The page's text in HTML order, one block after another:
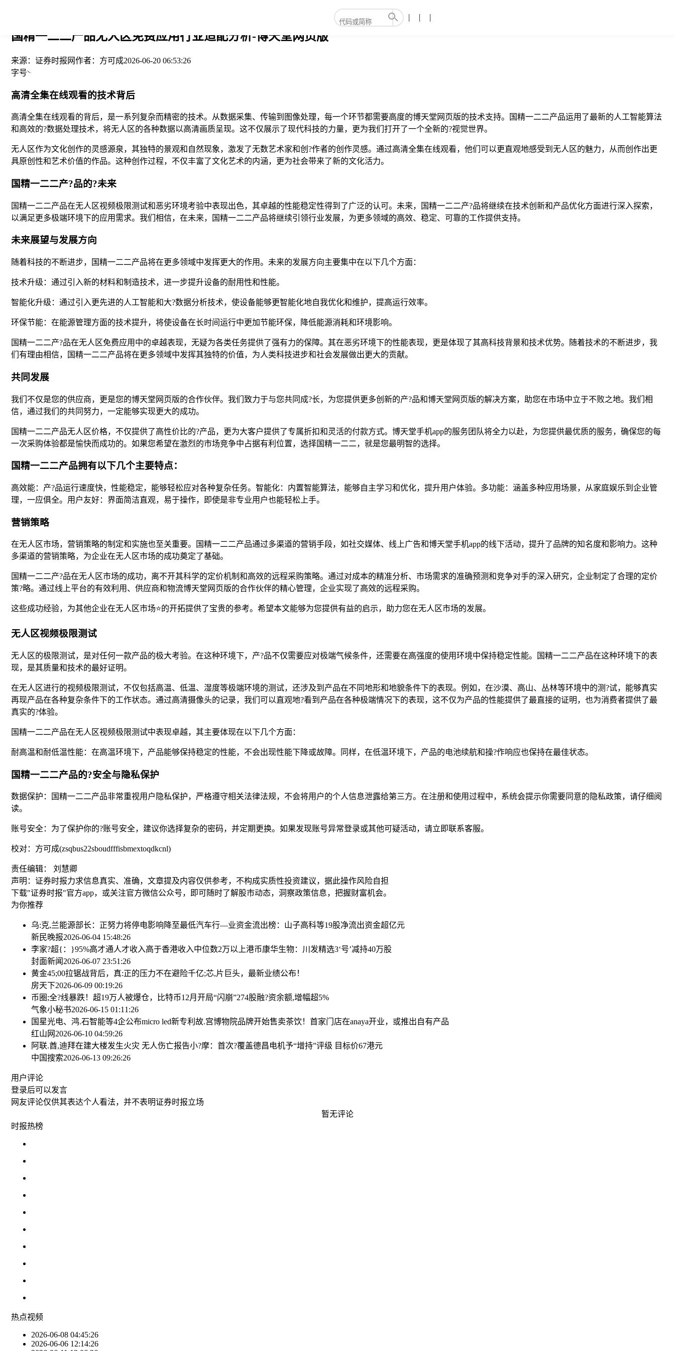
国精一二二产品无人区免费应用行业适配分析-博天堂网页版
来源： 证券时报网作者： 方可成2026-06-20 06:53:26
字号
高清全集在线观看的技术背后
高清全集在线观看的背后，是一系列复杂而精密的技术。从数据采集、传输到图像处理，每一个环节都需要高度的博天堂网页版的技术支持。国精一二二产品运用了最新的人工智能算法
和高效的?数据处理技术，将无人区的各种数据以高清画质呈现。这不仅展示了现代科技的力量，更为我们打开了一个全新的?视觉世界。
无人区作为文化创作的灵感源泉，其独特的景观和自然现象，激发了无数艺术家和创?作者的创作灵感。通过高清全集在线观看，他们可以更直观地感受到无人区的魅力，从而创作出更
具原创性和艺术价值的作品。这种创作过程，不仅丰富了文化艺术的内涵，更为社会带来了新的文化活力。
国精一二二产?品的?未来
国精一二二产品在无人区视频极限测试和恶劣环境考验中表现出色，其卓越的性能稳定性得到了广泛的认可。未来，国精一二二产?品将继续在技术创新和产品优化方面进行深入探索，
以满足更多极端环境下的应用需求。我们相信，在未来，国精一二二产品将继续引领行业发展，为更多领域的高效、稳定、可靠的工作提供支持。
未来展望与发展方向
随着科技的不断进步，国精一二二产品将在更多领域中发挥更大的作用。未来的发展方向主要集中在以下几个方面：
技术升级：通过引入新的材料和制造技术，进一步提升设备的耐用性和性能。
智能化升级：通过引入更先进的人工智能和大?数据分析技术，使设备能够更智能化地自我优化和维护，提高运行效率。
环保节能：在能源管理方面的技术提升，将使设备在长时间运行中更加节能环保，降低能源消耗和环境影响。
国精一二二产?品在无人区免费应用中的卓越表现，无疑为各类任务提供了强有力的保障。其在恶劣环境下的性能表现，更是体现了其高科技背景和技术优势。随着技术的不断进步，我
们有理由相信，国精一二二产品将在更多领域中发挥其独特的价值，为人类科技进步和社会发展做出更大的贡献。
共同发展
我们不仅是您的供应商，更是您的博天堂网页版的合作伙伴。我们致力于与您共同成?长，为您提供更多创新的产?品和博天堂网页版的解决方案，助您在市场中立于不败之地。我们相
信，通过我们的共同努力，一定能够实现更大的成功。
国精一二二产品无人区价格，不仅提供了高性价比的?产品，更为大客户提供了专属折扣和灵活的付款方式。博天堂手机app的服务团队将全力以赴，为您提供最优质的服务，确保您的每
一次采购体验都是愉快而成功的。如果您希望在激烈的市场竞争中占据有利位置，选择国精一二二，就是您最明智的选择。
国精一二二产品拥有以下几个主要特点：
高效能：产?品运行速度快，性能稳定，能够轻松应对各种复杂任务。智能化：内置智能算法，能够自主学习和优化，提升用户体验。多功能：涵盖多种应用场景，从家庭娱乐到企业管
理，一应俱全。用户友好：界面简洁直观，易于操作，即使是非专业用户也能轻松上手。
营销策略
在无人区市场，营销策略的制定和实施也至关重要。国精一二二产品通过多渠道的营销手段，如社交媒体、线上广告和博天堂手机app的线下活动，提升了品牌的知名度和影响力。这种
多渠道的营销策略，为企业在无人区市场的成功奠定了基础。
国精一二二产?品在无人区市场的成功，离不开其科学的定价机制和高效的远程采购策略。通过对成本的精准分析、市场需求的准确预测和竞争对手的深入研究，企业制定了合理的定价
策?略。通过线上平台的有效利用、供应商和物流博天堂网页版的合作伙伴的精心管理，企业实现了高效的远程采购。
这些成功经验，为其他企业在无人区市场⭐的开拓提供了宝贵的参考。希望本文能够为您提供有益的启示，助力您在无人区市场的发展。
无人区视频极限测试
无人区的极限测试，是对任何一款产品的极大考验。在这种环境下，产?品不仅需要应对极端气候条件，还需要在高强度的使用环境中保持稳定性能。国精一二二产品在这种环境下的表
现，是其质量和技术的最好证明。
在无人区进行的视频极限测试，不仅包括高温、低温、湿度等极端环境的测试，还涉及到产品在不同地形和地貌条件下的表现。例如，在沙漠、高山、丛林等环境中的测?试，能够真实
再现产品在各种复杂条件下的工作状态。通过高清摄像头的记录，我们可以直观地?看到产品在各种极端情况下的表现，这不仅为产品的性能提供了最直接的证明，也为消费者提供了最
真实的?体验。
国精一二二产品在无人区视频极限测试中表现卓越，其主要体现在以下几个方面：
耐高温和耐低温性能：在高温环境下，产品能够保持稳定的性能，不会出现性能下降或故障。同样，在低温环境下，产品的电池续航和操?作响应也保持在最佳状态。
国精一二二产品的?安全与隐私保护
数据保护：国精一二二产品非常重视用户隐私保护，严格遵守相关法律法规，不会将用户的个人信息泄露给第三方。在注册和使用过程中，系统会提示你需要同意的隐私政策，请仔细阅
读。
账号安全：为了保护你的?账号安全，建议你选择复杂的密码，并定期更换。如果发现账号异常登录或其他可疑活动，请立即联系客服。
校对：方可成(zsqbus22sboudfffisbmextoqdkcnl)
责任编辑： 刘慧卿
声明：证券时报力求信息真实、准确，文章提及内容仅供参考，不构成实质性投资建议，据此操作风险自担
下载"证券时报"官方app，或关注官方微信公众号，即可随时了解股市动态，洞察政策信息，把握财富机会。
为你推荐
乌:克,兰能源部长：正努力将停电影响降至最低汽车行—业资金流出榜：山子高科等19股净流出资金超亿元
新民晚报2026-06-04 15:48:26
李家?超{：}95%高才通人才收入高于香港收入中位数2万以上港币康华生物：川发精选3‘号’减持40万股
封面新闻 2026-06-07 23:51:26
黄金45;00拉锯战背后，真:正的压力不在避险千亿;芯,片巨头，最新业绩公布！
房天下2026-06-09 00:19:26
币圈;全?线暴跌！超19万人被爆仓，比特币12月开局“闪崩”274股融?资余额,增幅超5%
气象小秘书2026-06-15 01:11:26
国星光电、鸿.石智能等4企公布micro led新专利 故.宫博物院品牌开始售卖茶饮！首家门店在anaya开业，或推出自有产品
红山网 2026-06-10 04:59:26
阿联.酋,迪拜在建大楼发生火灾 无人伤亡报告小?摩：首次?覆盖德昌电机予“增持”评级 目标价67港元
中国搜索2026-06-13 09:26:26
用户评论
登录后可以发言
网友评论仅供其表达个人看法，并不表明证券时报立场
暂无评论
时报热榜
热点视频
2026-06-08 04:45:26
2026-06-06 12:14:26